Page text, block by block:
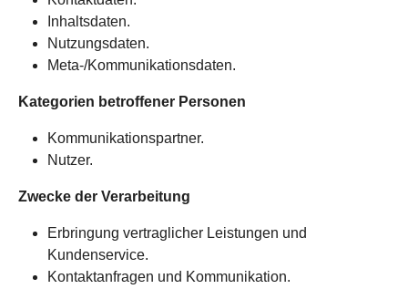
Inhaltsdaten.
Nutzungsdaten.
Meta-/Kommunikationsdaten.
Kategorien betroffener Personen
Kommunikationspartner.
Nutzer.
Zwecke der Verarbeitung
Erbringung vertraglicher Leistungen und
Kundenservice.
Kontaktanfragen und Kommunikation.